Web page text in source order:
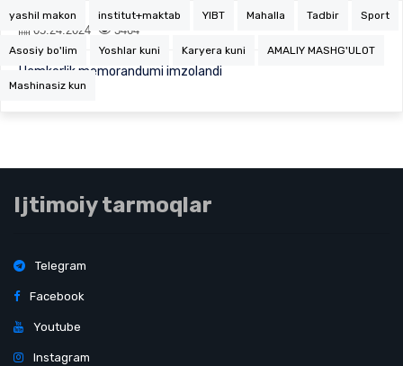
05.24.2024 3464
Hamkorlik memorandumi imzolandi
yashil makon institut+maktab YIBT Mahalla Tadbir Sport
Asosiy bo'lim Yoshlar kuni Karyera kuni AMALIY MASHG'ULOT
Mashinasiz kun
Ijtimoiy tarmoqlar
Telegram
Facebook
Youtube
Instagram